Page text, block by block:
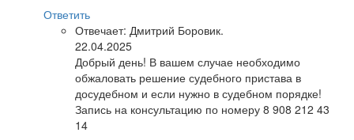
Ответить
Отвечает: Дмитрий Боровик.
22.04.2025
Добрый день! В вашем случае необходимо
обжаловать решение судебного пристава в
досудебном и если нужно в судебном порядке!
Запись на консультацию по номеру 8 908 212 43
14